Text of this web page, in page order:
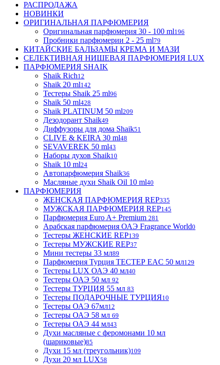
РАСПРОДАЖА
НОВИНКИ
ОРИГИНАЛЬНАЯ ПАРФЮМЕРИЯ
Оригинальная парфюмерия 30 - 100 ml196
Пробники парфюмерии 2 - 25 ml79
КИТАЙСКИЕ БАЛЬЗАМЫ КРЕМА И МАЗИ
СЕЛЕКТИВНАЯ НИШЕВАЯ ПАРФЮМЕРИЯ LUX
ПАРФЮМЕРИЯ SHAIK
Shaik Rich12
Shaik 20 ml142
Тестеры Shaik 25 ml96
Shaik 50 ml428
Shaik PLATINUM 50 ml209
Дезодорант Shaik49
Диффузоры для дома Shaik51
CLIVE & KEIRA 30 ml48
SEVAVEREK 50 ml43
Наборы духов Shaik10
Shaik 10 ml24
Автопарфюмерия Shaik36
Масляные духи Shaik Oil 10 ml40
ПАРФЮМЕРИЯ
ЖЕНСКАЯ ПАРФЮМЕРИЯ REP335
МУЖСКАЯ ПАРФЮМЕРИЯ REP145
Парфюмерия Euro A+ Premium 281
Арабская парфюмерия ОАЭ Fragrance World0
Тестеры ЖЕНСКИЕ REP139
Тестеры МУЖСКИЕ REP37
Мини тестеры 33 мл89
Парфюмерия Турция ТЕСТЕР EAC 50 мл129
Тестеры LUX ОАЭ 40 мл40
Тестеры ОАЭ 50 мл 92
Тестеры ТУРЦИЯ 55 мл 83
Тестеры ПОДАРОЧНЫЕ ТУРЦИЯ10
Тестеры ОАЭ 67мл12
Тестеры ОАЭ 58 мл 69
Тестеры ОАЭ 44 мл43
Духи масляные с феромонами 10 мл
(шариковые)85
Духи 15 мл (треугольник)109
Духи 20 мл LUX58